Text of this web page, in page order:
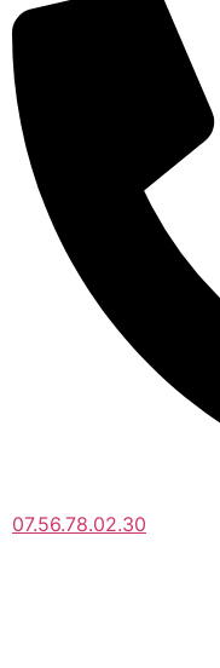
07.56.78.02.30